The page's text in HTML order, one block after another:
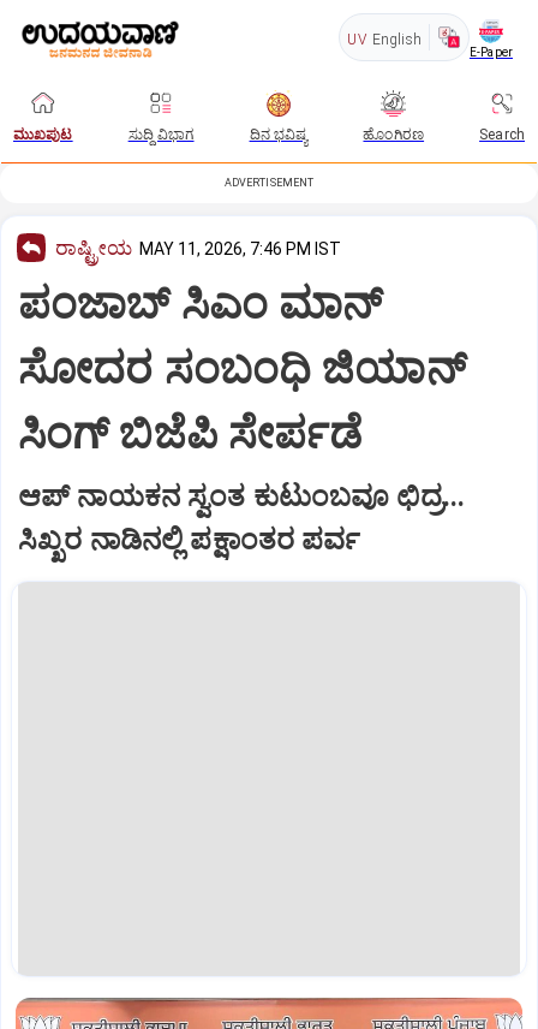
UV English
E-Paper
ಮುಖಪುಟ ಸುದ್ದಿ ವಿಭಾಗ ದಿನ ಭವಿಷ್ಯ ಹೊಂಗಿರಣ Search
ADVERTISEMENT
ರಾಷ್ಟ್ರೀಯ MAY 11, 2026, 7:46 PM IST
ಪಂಜಾಬ್ ಸಿಎಂ ಮಾನ್
ಸೋದರ ಸಂಬಂಧಿ ಜಿಯಾನ್
ಸಿಂಗ್ ಬಿಜೆಪಿ ಸೇರ್ಪಡೆ
ಆಪ್ ನಾಯಕನ ಸ್ವಂತ ಕುಟುಂಬವೂ ಛಿದ್ರ...
ಸಿಖ್ಖರ ನಾಡಿನಲ್ಲಿ ಪಕ್ಷಾಂತರ ಪರ್ವ